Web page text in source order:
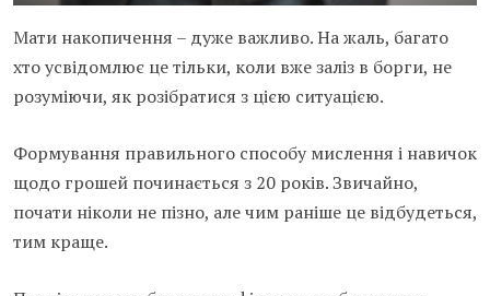
Мати накопичення – дуже важливо. На жаль, багато
хто усвідомлює це тільки, коли вже заліз в борги, не
розуміючи, як розібратися з цією ситуацією.
Формування правильного способу мислення і навичок
щодо грошей починається з 20 років. Звичайно,
почати ніколи не пізно, але чим раніше це відбудеться,
тим краще.